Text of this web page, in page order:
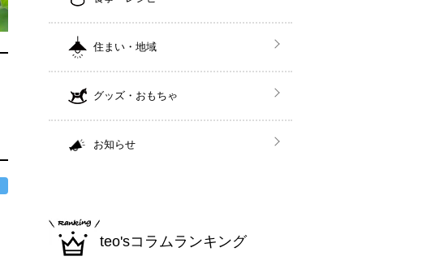
住まい・地域
グッズ・おもちゃ
お知らせ
teo'sコラムランキング